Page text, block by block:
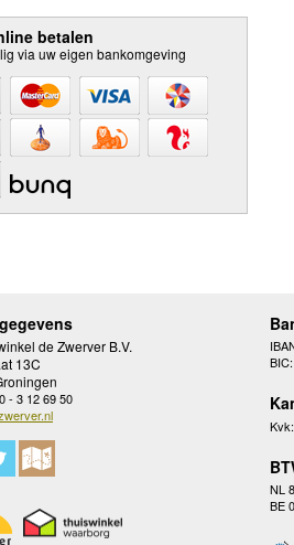
betalen
via uw eigen bankomgeving
de Zwerver B.V.
13C
- 3 12 69 50
NL
BE